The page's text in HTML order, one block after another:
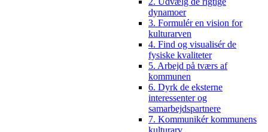
dynamoer
3. Formulér en vision for
kulturarven
4. Find og visualisér de
fysiske kvaliteter
5. Arbejd på tværs af
kommunen
6. Dyrk de eksterne
interessenter og
samarbejdspartnere
7. Kommunikér kommunens
kulturarv